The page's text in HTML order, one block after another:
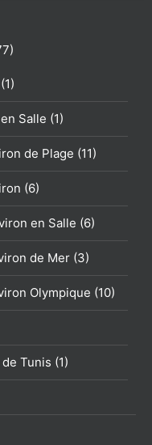
Salle (1)
de Plage (11)
(6)
en Salle (6)
de Mer (3)
Olympique (10)
Tunis (1)